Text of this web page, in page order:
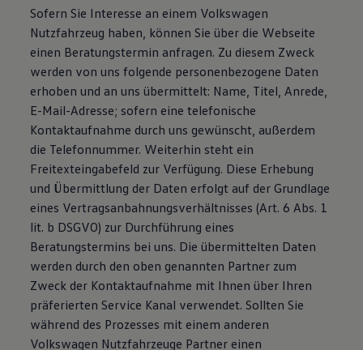
Sofern Sie Interesse an einem Volkswagen
Nutzfahrzeug haben, können Sie über die Webseite
einen Beratungstermin anfragen. Zu diesem Zweck
werden von uns folgende personenbezogene Daten
erhoben und an uns übermittelt: Name, Titel, Anrede,
E-Mail-Adresse; sofern eine telefonische
Kontaktaufnahme durch uns gewünscht, außerdem
die Telefonnummer. Weiterhin steht ein
Freitexteingabefeld zur Verfügung. Diese Erhebung
und Übermittlung der Daten erfolgt auf der Grundlage
eines Vertragsanbahnungsverhältnisses (Art. 6 Abs. 1
lit. b DSGVO) zur Durchführung eines
Beratungstermins bei uns. Die übermittelten Daten
werden durch den oben genannten Partner zum
Zweck der Kontaktaufnahme mit Ihnen über Ihren
präferierten Service Kanal verwendet. Sollten Sie
während des Prozesses mit einem anderen
Volkswagen Nutzfahrzeuge Partner einen